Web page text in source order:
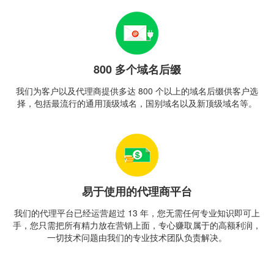
800 多个域名后缀
我们为客户以及代理商提供多达 800 个以上的域名后缀供客户选
择，包括最流行的通用顶级域名，国别域名以及新顶级域名等。
易于使用的代理商平台
我们的代理平台已经运营超过 13 年，您无需任何专业知识即可上
手，您只需把所有精力放在营销上面，专心赚取属于的高额利润，
一切技术问题由我们的专业技术团队负责解决。